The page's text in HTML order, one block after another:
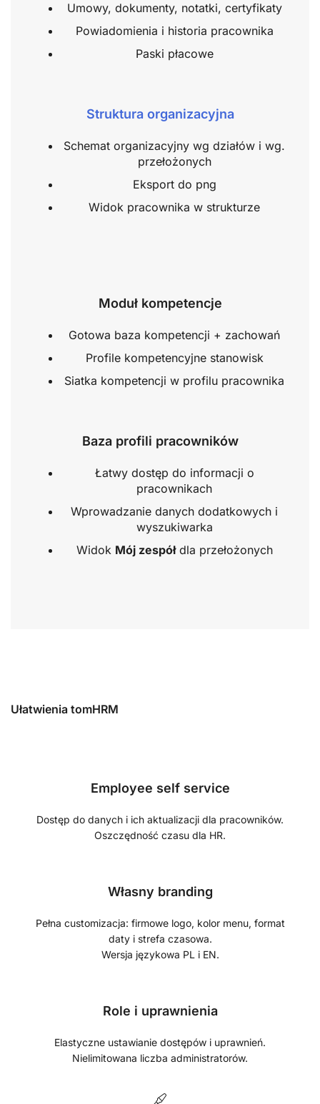
Umowy, dokumenty, notatki, certyfikaty
Powiadomienia i historia pracownika
Paski płacowe
Struktura organizacyjna
Schemat organizacyjny wg działów i wg.
przełożonych
Eksport do png
Widok pracownika w strukturze
Moduł kompetencje
Gotowa baza kompetencji + zachowań
Profile kompetencyjne stanowisk
Siatka kompetencji w profilu pracownika
Baza profili pracowników
Łatwy dostęp do informacji o
pracownikach
Wprowadzanie danych dodatkowych i
wyszukiwarka
Widok Mój zespółdla przełożonych
Ułatwienia tomHRM
Employee self service
Dostęp do danych i ich aktualizacji dla pracowników.
Oszczędność czasu dla HR.
Własny branding
Pełna customizacja: firmowe logo, kolor menu, format
daty i strefa czasowa.
Wersja językowa PL i EN.
Role i uprawnienia
Elastyczne ustawianie dostępów i uprawnień.
Nielimitowana liczba administratorów.